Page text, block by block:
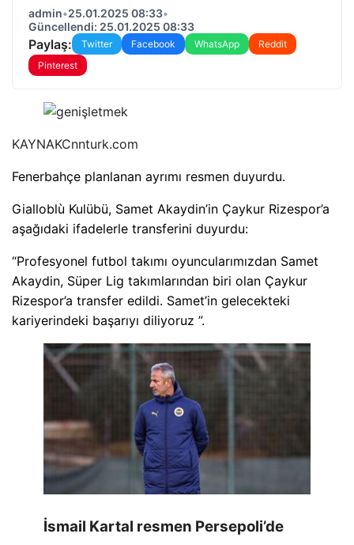
admin•25.01.2025 08:33•
Güncellendi: 25.01.2025 08:33
Paylaş: Twitter Facebook WhatsApp
Reddit
Pinterest
KAYNAKCnnturk.com
Fenerbahçe planlanan ayrımı resmen duyurdu.
Gialloblù Kulübü, Samet Akaydin’in Çaykur Rizespor’a
aşağıdaki ifadelerle transferini duyurdu:
“Profesyonel futbol takımı oyuncularımızdan Samet
Akaydin, Süper Lig takımlarından biri olan Çaykur
Rizespor’a transfer edildi. Samet’in gelecekteki
kariyerindeki başarıyı diliyoruz ”.
İsmail Kartal resmen Persepoli’de